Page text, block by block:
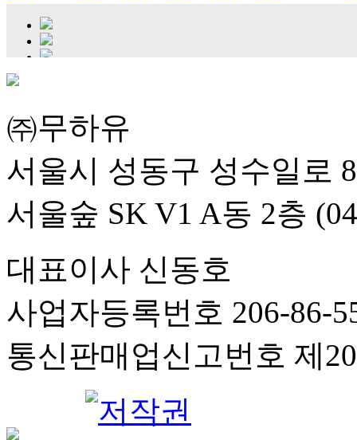
㈜무하유
서울시 성동구 성수일로
서울숲 SK V1 A동 2층
대표이사 신동호
사업자등록번호 206-86-
통신판매업신고번호 제